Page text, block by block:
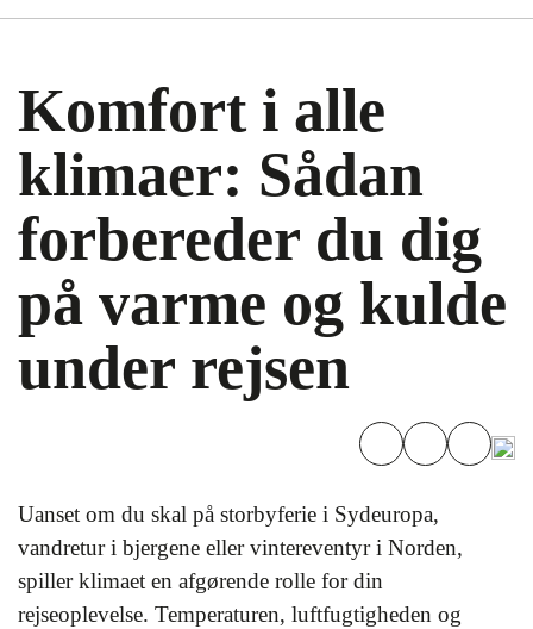
Komfort i alle
klimaer: Sådan
forbereder du dig
på varme og kulde
under rejsen
Uanset om du skal på storbyferie i Sydeuropa,
vandretur i bjergene eller vintereventyr i Norden,
spiller klimaet en afgørende rolle for din
rejseoplevelse. Temperaturen, luftfugtigheden og